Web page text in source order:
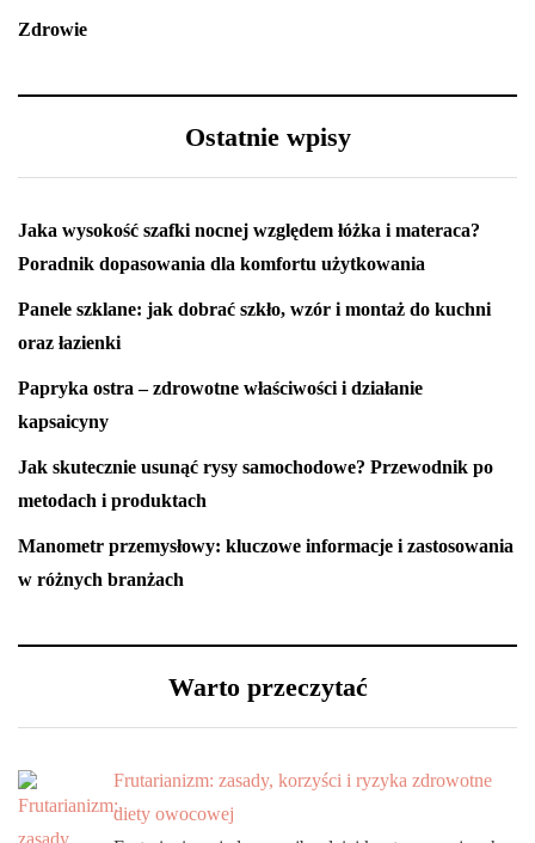
Zdrowie
Ostatnie wpisy
Jaka wysokość szafki nocnej względem łóżka i materaca?
Poradnik dopasowania dla komfortu użytkowania
Panele szklane: jak dobrać szkło, wzór i montaż do kuchni
oraz łazienki
Papryka ostra – zdrowotne właściwości i działanie
kapsaicyny
Jak skutecznie usunąć rysy samochodowe? Przewodnik po
metodach i produktach
Manometr przemysłowy: kluczowe informacje i zastosowania
w różnych branżach
Warto przeczytać
Frutarianizm: zasady, korzyści i ryzyka zdrowotne
diety owocowej